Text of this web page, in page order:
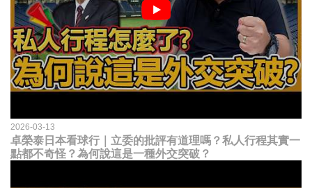
2026-03-13
卓榮泰日本看球行｜立委的批評有道理嗎？私人行程其實一
點都不奇怪？為何說這是一種外交突破？